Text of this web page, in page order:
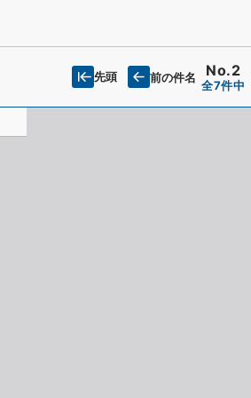
先頭 前の件名 No.2
全7件中